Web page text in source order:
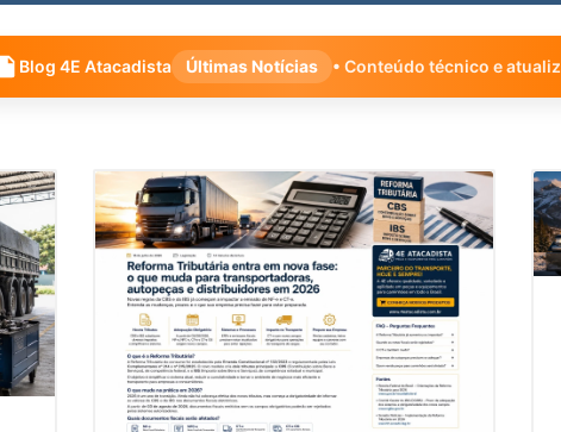
Blog 4E Atacadista Últimas Notícias • Conteúdo técnico e